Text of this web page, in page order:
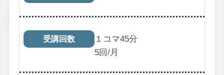
受講回数
１コマ45分
5回/月